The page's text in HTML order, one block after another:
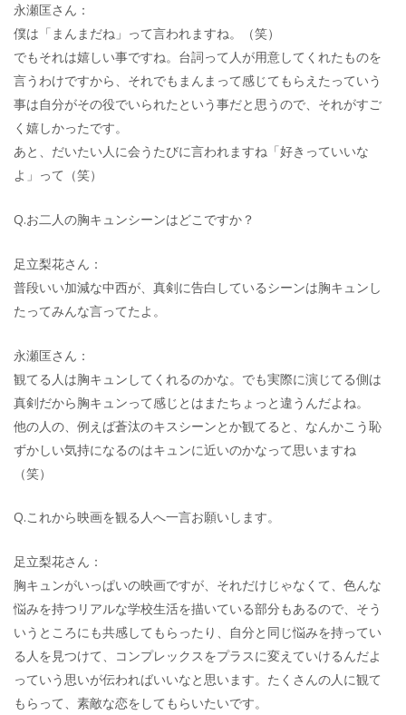
永瀬匡さん：
僕は「まんまだね」って言われますね。（笑）
でもそれは嬉しい事ですね。台詞って人が用意してくれたものを
言うわけですから、それでもまんまって感じてもらえたっていう
事は自分がその役でいられたという事だと思うので、それがすご
く嬉しかったです。
あと、だいたい人に会うたびに言われますね「好きっていいな
よ」って（笑）
Q.お二人の胸キュンシーンはどこですか？
足立梨花さん：
普段いい加減な中西が、真剣に告白しているシーンは胸キュンし
たってみんな言ってたよ。
永瀬匡さん：
観てる人は胸キュンしてくれるのかな。でも実際に演じてる側は
真剣だから胸キュンって感じとはまたちょっと違うんだよね。
他の人の、例えば蒼汰のキスシーンとか観てると、なんかこう恥
ずかしい気持になるのはキュンに近いのかなって思いますね
（笑）
Q.これから映画を観る人へ一言お願いします。
足立梨花さん：
胸キュンがいっぱいの映画ですが、それだけじゃなくて、色んな
悩みを持つリアルな学校生活を描いている部分もあるので、そう
いうところにも共感してもらったり、自分と同じ悩みを持ってい
る人を見つけて、コンプレックスをプラスに変えていけるんだよ
っていう思いが伝わればいいなと思います。たくさんの人に観て
もらって、素敵な恋をしてもらいたいです。